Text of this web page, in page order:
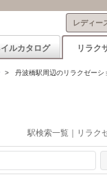
レディー
ルカタログ リラク
> 丹波橋駅周辺のリラクゼーシ
駅検索一覧｜リラク